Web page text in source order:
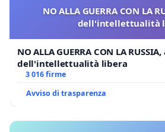
NO ALLA GUERRA CON LA
dell'intellettualità
NO ALLA GUERRA CON LA
dell'intellettualità libera
3 016 firme
Avviso di trasparenza